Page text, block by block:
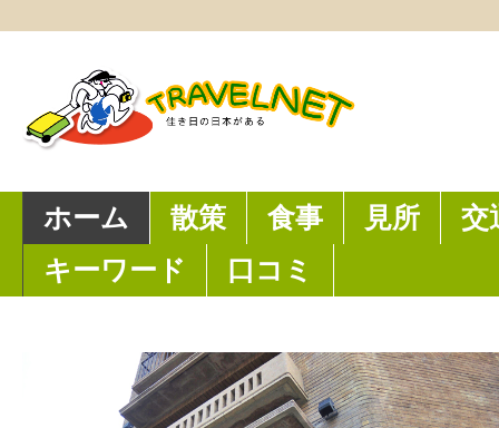
ホーム 散策 食事 見所
交
キーワード
口コミ